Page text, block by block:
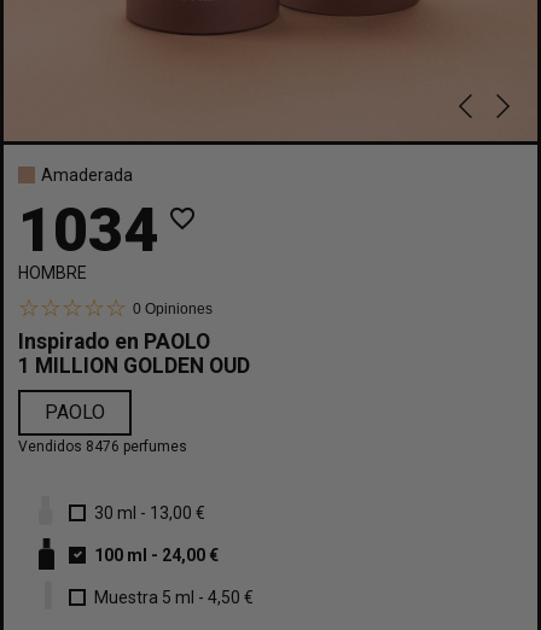
Amaderada
1034 favorite_border
HOMBRE
0 Opiniones
Inspirado en PAOLO
1 MILLION GOLDEN OUD
PAOLO
Vendidos 8476 perfumes
30 ml - 13,00 €
100 ml - 24,00 €
Muestra 5 ml - 4,50 €